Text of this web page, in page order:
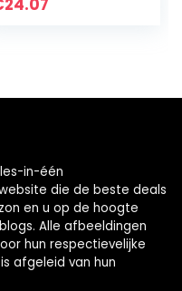
24.07
in-één
die de beste deals
en u op de hoogte
Alle afbeeldingen
hun respectievelijke
afgeleid van hun